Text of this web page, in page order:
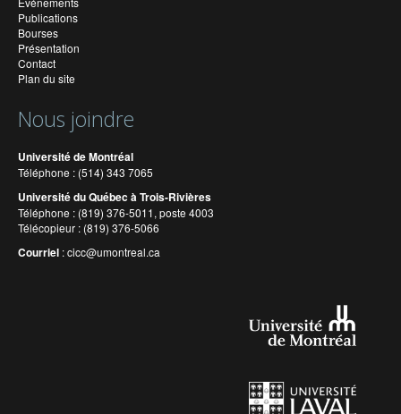
Publications
Bourses
Présentation
Contact
Plan du site
Nous joindre
Université de Montréal
Téléphone : (514) 343 7065
Université du Québec à Trois-Rivières
Téléphone : (819) 376-5011, poste 4003
Télécopieur : (819) 376-5066
Courriel :cicc@umontreal.ca